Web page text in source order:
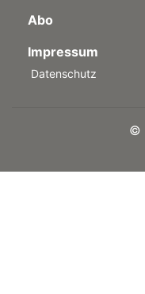
Abo
Impressum
Datenschutz
©